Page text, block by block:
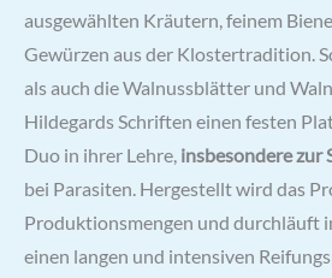
ausgewählten Kräutern, feinem
Gewürzen aus der Klostertradition.
als auch die Walnussblätter und
Hildegards Schriften einen festen
Duo in ihrer Lehre, insbesondere zur
bei Parasiten. Hergestellt wird das
Produktionsmengen und durchläuft
einen langen und intensiven